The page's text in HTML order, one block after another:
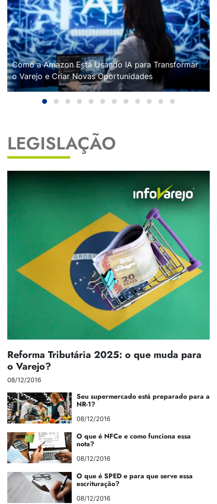
Como a Amazon Está Usando IA para Transformar
o Varejo e Criar Novas Oportunidades
LEGISLAÇÃO
Reforma Tributária 2025: o que muda para
o Varejo?
08/12/2016
Seu supermercado está preparado para a
NR-1?
08/12/2016
O que é NFCe e como funciona essa
nota?
08/12/2016
O que é SPED e para que serve essa
escrituração?
08/12/2016